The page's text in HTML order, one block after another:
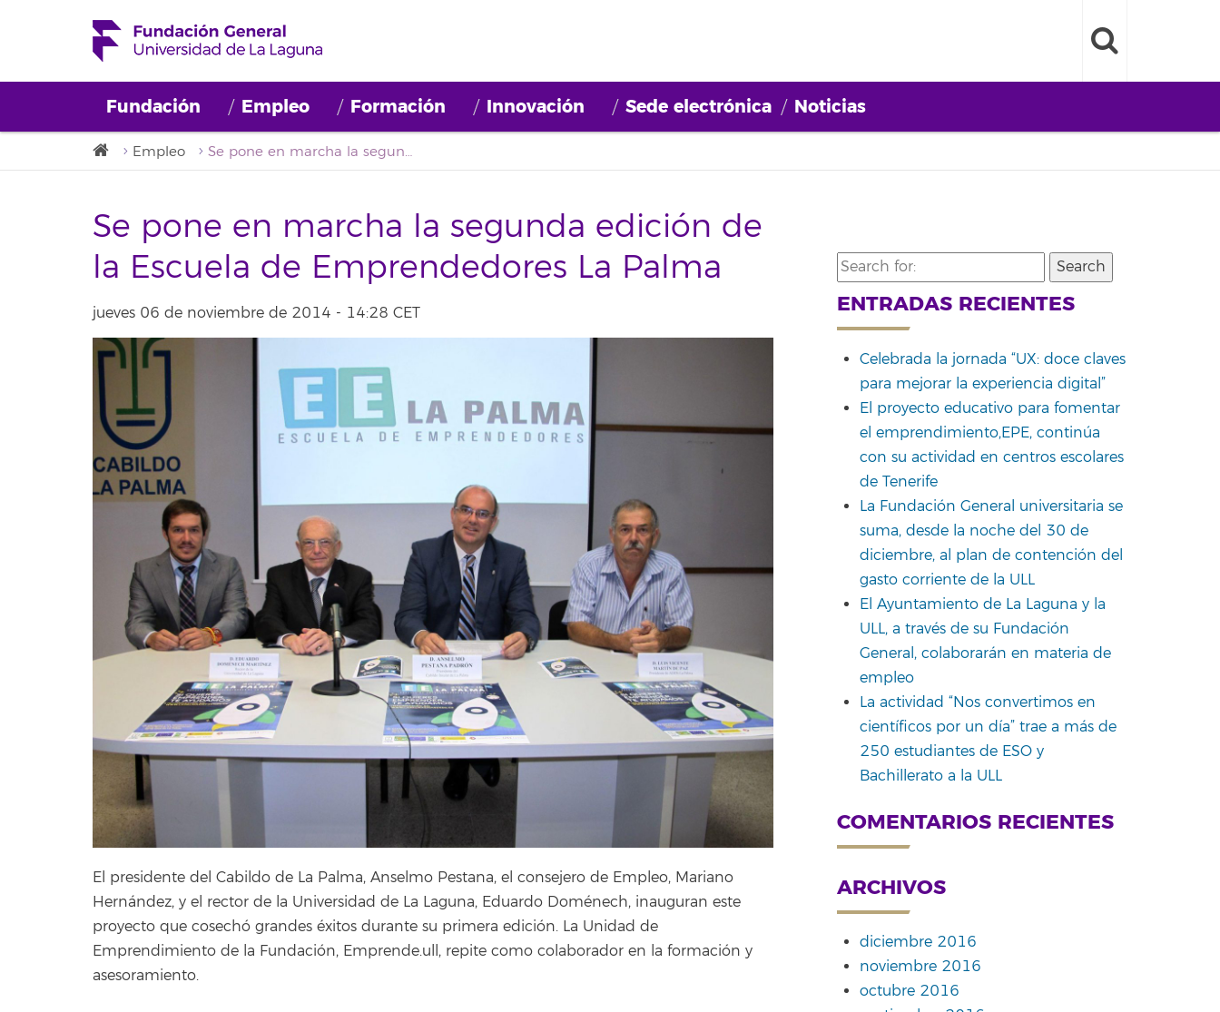
Fundación Empleo Formación Innovación Sede electrónica Noticias
Empleo Se pone en marcha la segunda edición de la Escuela de Emprendedores La Palma
Se pone en marcha la segunda edición de
la Escuela de Emprendedores La Palma
jueves 06 de noviembre de 2014 - 14:28 CET
El presidente del Cabildo de La Palma, Anselmo Pestana, el consejero de Empleo, Mariano
Hernández, y el rector de la Universidad de La Laguna, Eduardo Doménech, inauguran este
proyecto que cosechó grandes éxitos durante su primera edición. La Unidad de
Emprendimiento de la Fundación, Emprende.ull, repite como colaborador en la formación y
asesoramiento.
Search
for:
ENTRADAS RECIENTES
Celebrada la jornada “UX: doce claves
para mejorar la experiencia digital”
El proyecto educativo para fomentar
el emprendimiento,EPE, continúa
con su actividad en centros escolares
de Tenerife
La Fundación General universitaria se
suma, desde la noche del 30 de
diciembre, al plan de contención del
gasto corriente de la ULL
El Ayuntamiento de La Laguna y la
ULL, a través de su Fundación
General, colaborarán en materia de
empleo
La actividad “Nos convertimos en
científicos por un día” trae a más de
250 estudiantes de ESO y
Bachillerato a la ULL
COMENTARIOS RECIENTES
ARCHIVOS
diciembre 2016
noviembre 2016
octubre 2016